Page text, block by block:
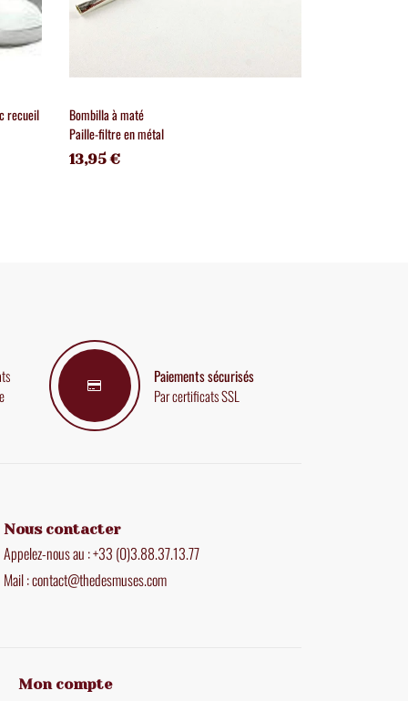
recueil
Bombilla à maté
Paille-filtre en métal
13,95 €
Paiements sécurisés
Par certificats SSL
Nous contacter
Appelez-nous au : +33 (0)3.88.37.13.77
Mail : contact@thedesmuses.com
Mon compte